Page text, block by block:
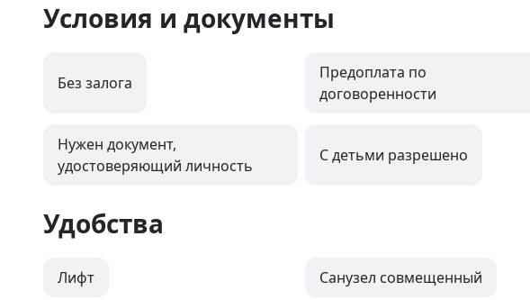
Условия и документы
Без залога
Предоплата по
договоренности
Нужен документ,
удостоверяющий личность
С детьми разрешено
Удобства
Лифт Санузел совмещенный